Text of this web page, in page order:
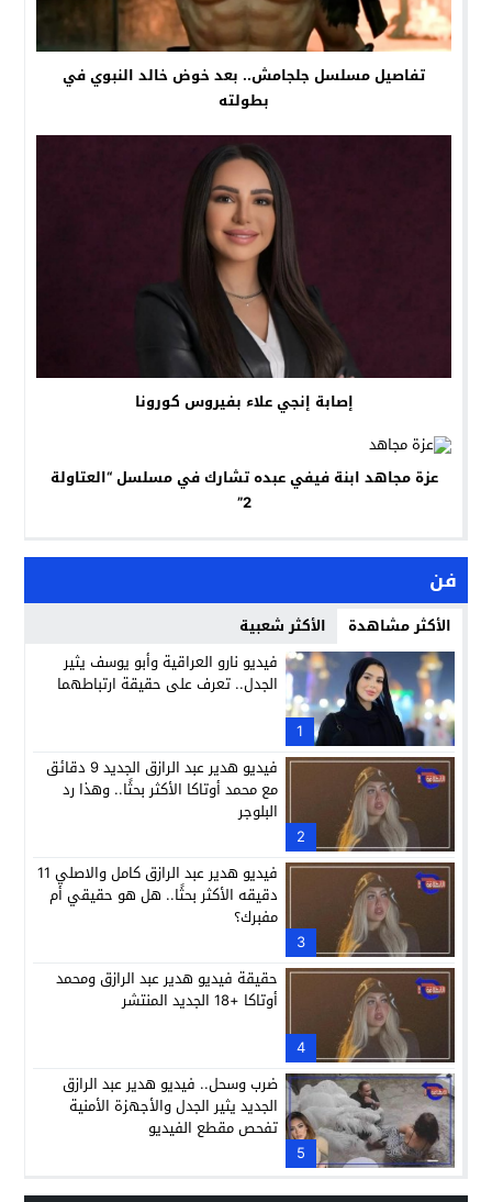
تفاصيل مسلسل جلجامش.. بعد خوض خالد النبوي في
بطولته
إصابة إنجي علاء بفيروس كورونا
عزة مجاهد ابنة فيفي عبده تشارك في مسلسل “العتاولة
2”
فن
الأكثر مشاهدة الأكثر شعبية
1
فيديو نارو العراقية وأبو يوسف يثير
الجدل.. تعرف على حقيقة ارتباطهما
2
فيديو هدير عبد الرازق الجديد 9 دقائق
مع محمد أوتاكا الأكثر بحثًا.. وهذا رد
البلوجر
3
فيديو هدير عبد الرازق كامل والاصلي 11
دقيقه الأكثر بحثًا.. هل هو حقيقي أم
مفبرك؟
4
حقيقة فيديو هدير عبد الرازق ومحمد
أوتاكا +18 الجديد المنتشر
5
ضرب وسحل.. فيديو هدير عبد الرازق
الجديد يثير الجدل والأجهزة الأمنية
تفحص مقطع الفيديو